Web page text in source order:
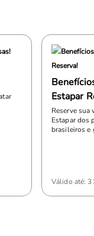
Estapar
Reserve sua
Estapar dos
brasileiros e
Válido até: